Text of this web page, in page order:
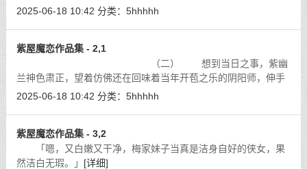
不大，内中却颇为宽广，当日百花谷肇建之时，众人曾花了好大
2025-06-18 10:42 分类： 5hhhhh
紫屋魔恋作品集 - 2,1
（二） 想到当日之事，紫幽
兰神色肃正，望着仿佛还在回味着当年开苞之乐的阴阳师，伸手
取过了壁上长剑，抛了一把给他。
2025-06-18 10:42 分类： 5hhhhh
紫屋魔恋作品集 - 3,2
「嗯，又白嫩又干净，梅家妹子当真是洁身自好的侠女，果
然洁白无瑕。」 [详细]